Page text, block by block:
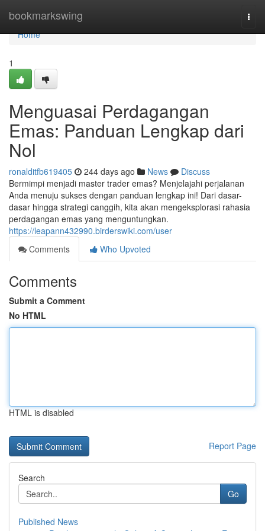
bookmarkswing
Home
Home
1
Menguasai Perdagangan
Emas: Panduan Lengkap dari
Nol
ronalditfb619405 244 days ago News
Discuss
Bermimpi menjadi master trader emas? Menjelajahi perjalanan
Anda menuju sukses dengan panduan lengkap ini! Dari dasar-
dasar hingga strategi canggih, kita akan mengeksplorasi rahasia
perdagangan emas yang menguntungkan.
https://leapann432990.birderswiki.com/user
Comments
Who Upvoted
Comments
Submit a Comment
No HTML
HTML is disabled
Report Page
Search
Go
Published News